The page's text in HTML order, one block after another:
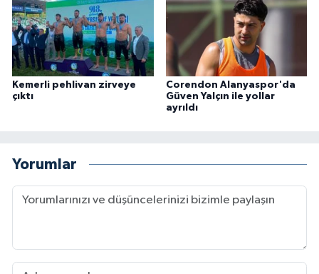
Kemerli pehlivan zirveye
çıktı
Corendon Alanyaspor'da
Güven Yalçın ile yollar
ayrıldı
Yorumlar